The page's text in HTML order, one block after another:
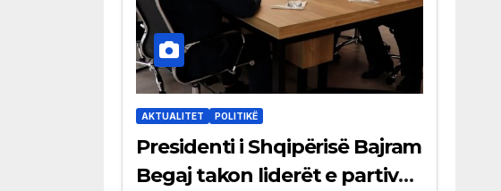
AKTUALITET POLITIKË
Presidenti i Shqipërisë Bajram
Begaj takon liderët e partive